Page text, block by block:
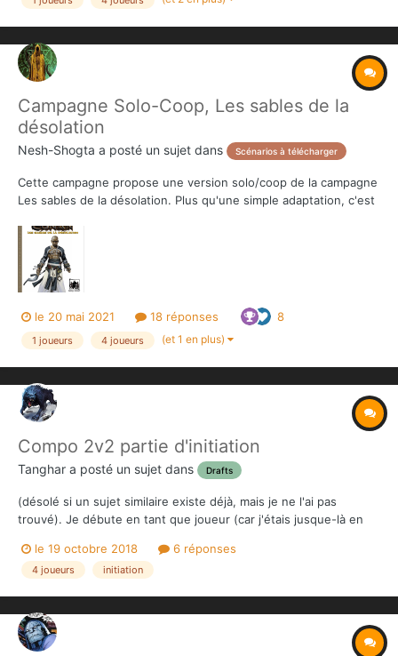
Campagne Solo-Coop, Les sables de la
désolation
Nesh-Shogta a posté un sujet dans Scénarios à télécharger
Cette campagne propose une version solo/coop de la campagne
Les sables de la désolation. Plus qu'une simple adaptation, c'est
allégeant l'aspect préparation (un nombre limité de cartes à
imprimer, et aucun nouveau plateau de jeu). Que Cro...
le 20 mai 2021 18 réponses 8
1 joueurs 4 joueurs (et 1 en plus)
Compo 2v2 partie d'initiation
Tanghar a posté un sujet dans Drafts
(désolé si un sujet similaire existe déjà, mais je ne l'ai pas
trouvé). Je débute en tant que joueur (car j'étais jusque-là en
d'initiation pour des amis en 2v2. Afin d'accélérer la mise en
place, et comme les joueurs ne con...
le 19 octobre 2018 6 réponses
4 joueurs initiation